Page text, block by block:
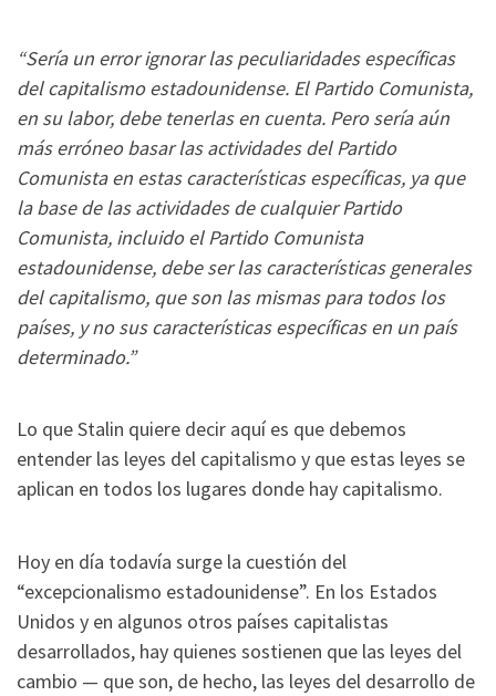
“Sería un error ignorar las peculiaridades específicas
del capitalismo estadounidense. El Partido Comunista,
en su labor, debe tenerlas en cuenta. Pero sería aún
más erróneo basar las actividades del Partido
Comunista en estas características específicas, ya que
la base de las actividades de cualquier Partido
Comunista, incluido el Partido Comunista
estadounidense, debe ser las características generales
del capitalismo, que son las mismas para todos los
países, y no sus características específicas en un país
determinado.”
Lo que Stalin quiere decir aquí es que debemos
entender las leyes del capitalismo y que estas leyes se
aplican en todos los lugares donde hay capitalismo.
Hoy en día todavía surge la cuestión del
“excepcionalismo estadounidense”. En los Estados
Unidos y en algunos otros países capitalistas
desarrollados, hay quienes sostienen que las leyes del
cambio — que son, de hecho, las leyes del desarrollo de